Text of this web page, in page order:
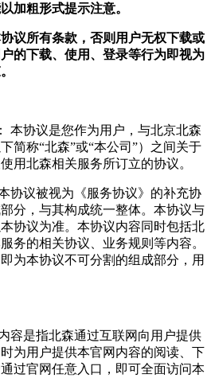
加粗形式提示注意。
议所有条款，否则用户无权下载或
的下载、使用、登录等行为即视为
本协议是您作为用户，与北京北森
简称“北森”或“本公司”）之间关于
用北森相关服务所订立的协议。
协议被视为《服务协议》的补充协
分，与其构成统一整体。本协议与
协议为准。本协议内容同时包括北
务的相关协议、业务规则等内容。
为本协议不可分割的组成部分，用
容是指北森通过互联网向用户提供
为用户提供本官网内容的阅读、下
过官网任意入口，即可全面访问本